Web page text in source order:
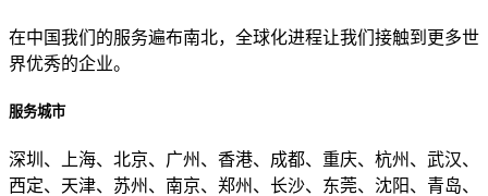
在中国我们的服务遍布南北，全球化进程让我们接触到更多世
界优秀的企业。
服务城市
深圳、上海、北京、广州、香港、成都、重庆、杭州、武汉、
西定、天津、苏州、南京、郑州、长沙、东莞、沈阳、青岛、